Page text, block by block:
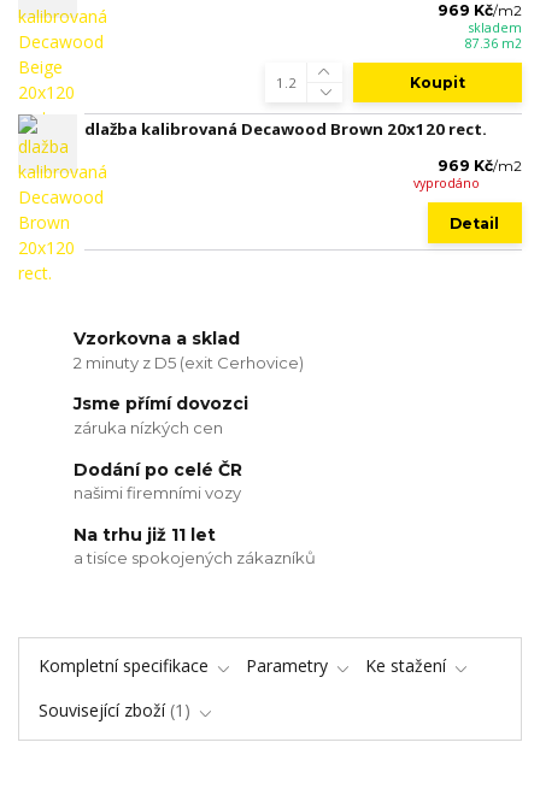
969 Kč/m2
skladem
87.36 m2
Koupit
dlažba kalibrovaná Decawood Brown 20x120 rect.
969 Kč/m2
vyprodáno
Detail
Vzorkovna a sklad
2 minuty z D5 (exit Cerhovice)
Jsme přímí dovozci
záruka nízkých cen
Dodání po celé ČR
našimi firemními vozy
Na trhu již 11 let
a tisíce spokojených zákazníků
Kompletní specifikace Parametry
Ke stažení
Související zboží 1